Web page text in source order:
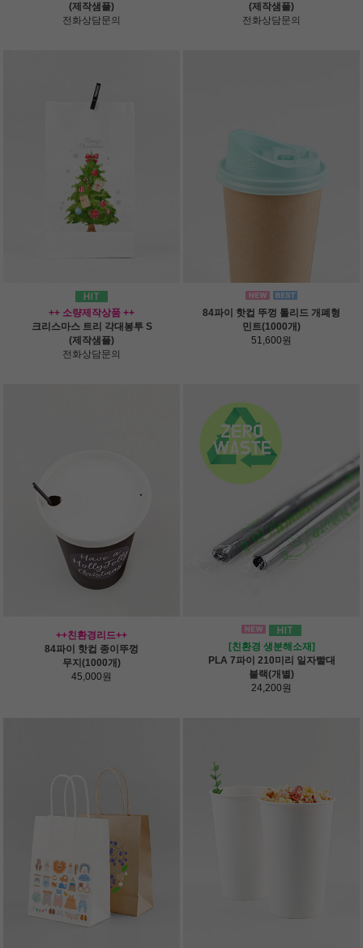
(제작샘플)
전화상담문의
(제작샘플)
전화상담문의
++ 소량제작상품 ++
크리스마스 트리 각대봉투 S
(제작샘플)
전화상담문의
84파이 핫컵 뚜껑 톨리드 개폐형
민트(1000개)
51,600원
++친환경리드++
84파이 핫컵 종이뚜껑
무지(1000개)
45,000원
[친환경 생분해소재]
PLA 7파이 210미리 일자빨대
블랙(개별)
24,200원